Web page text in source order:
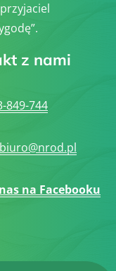
z nami
849-744
biuro@nrod.pl
na Facebooku